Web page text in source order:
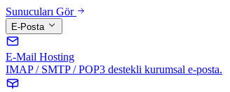
Sunucuları Gör
E-Posta
E-Mail Hosting
IMAP / SMTP / POP3 destekli kurumsal e-posta.